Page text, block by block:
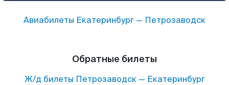
Авиабилеты Екатеринбург — Петрозаводск
Обратные билеты
Ж/д билеты Петрозаводск— Екатеринбург